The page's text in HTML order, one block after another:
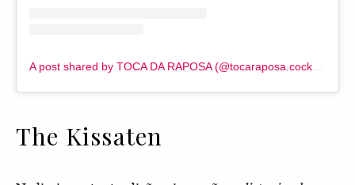
The Kissaten